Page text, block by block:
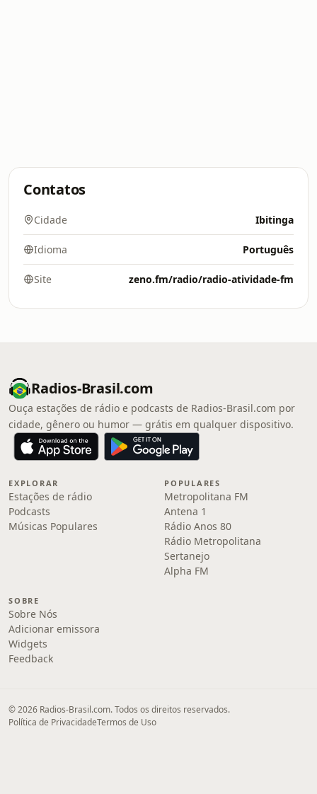
Contatos
Cidade Ibitinga
Idioma Português
Site zeno.fm/radio/radio-atividade-fm
Radios-Brasil.com
Ouça estações de rádio e podcasts de Radios-Brasil.com por
cidade, gênero ou humor — grátis em qualquer dispositivo.
EXPLORAR
Estações de rádio
Podcasts
Músicas Populares
POPULARES
Metropolitana FM
Antena 1
Rádio Anos 80
Rádio Metropolitana
Sertanejo
Alpha FM
SOBRE
Sobre Nós
Adicionar emissora
Widgets
Feedback
© 2026 Radios-Brasil.com. Todos os direitos reservados.
Política de PrivacidadeTermos de Uso